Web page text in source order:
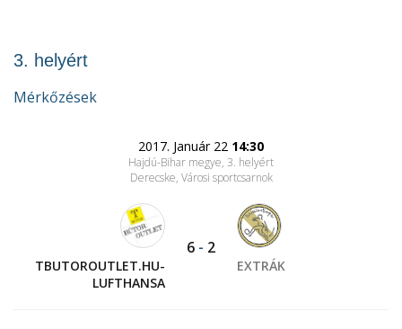
3. helyért
Mérkőzések
2017. Január 22 14:30
Hajdú-Bihar megye, 3. helyért
Derecske, Városi sportcsarnok
TBUTOROUTLET.HU-
LUFTHANSA
6 - 2
EXTRÁK